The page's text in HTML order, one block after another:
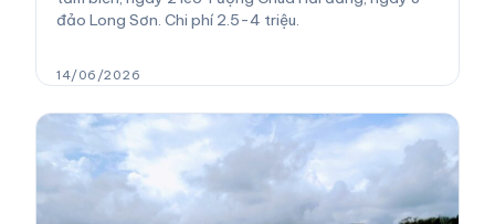
đảo Long Sơn. Chi phí 2.5-4 triệu.
14/06/2026